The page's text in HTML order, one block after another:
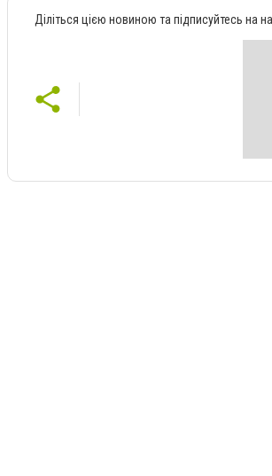
Діліться цією новиною та підписуйтесь на